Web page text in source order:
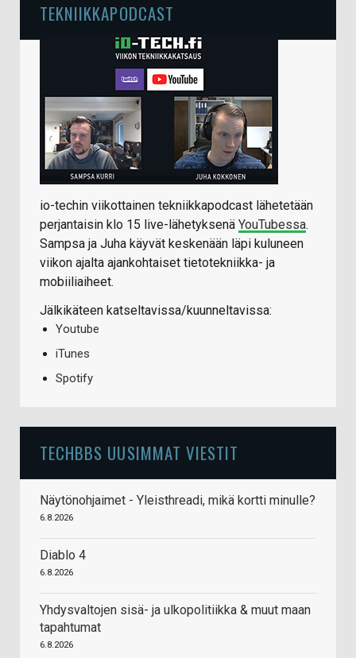
TEKNIIKKAPODCAST
io-techin viikottainen tekniikkapodcast lähetetään
perjantaisin klo 15 live-lähetyksenä YouTubessa.
Sampsa ja Juha käyvät keskenään läpi kuluneen
viikon ajalta ajankohtaiset tietotekniikka- ja
mobiiliaiheet.
Jälkikäteen katseltavissa/kuunneltavissa:
Youtube
iTunes
Spotify
TECHBBS UUSIMMAT VIESTIT
Näytönohjaimet - Yleisthreadi, mikä kortti minulle?
6.8.2026
Diablo 4
6.8.2026
Yhdysvaltojen sisä- ja ulkopolitiikka & muut maan
tapahtumat
6.8.2026